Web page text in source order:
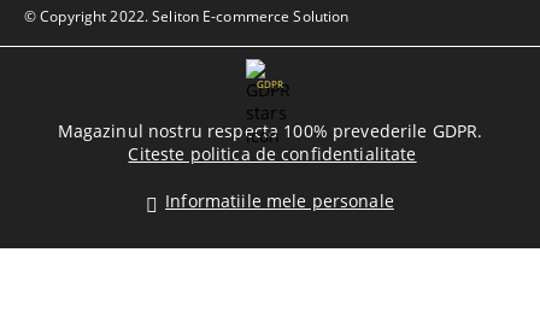
© Copyright 2022. Seliton E-commerce Solution
GDPR
Magazinul nostru respecta 100% prevederile GDPR.
Citeste politica de confidentialitate
Informatiile mele personale